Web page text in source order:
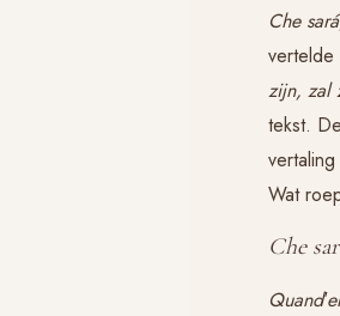
Che
zijn, zal
tekst.
Wat
Che